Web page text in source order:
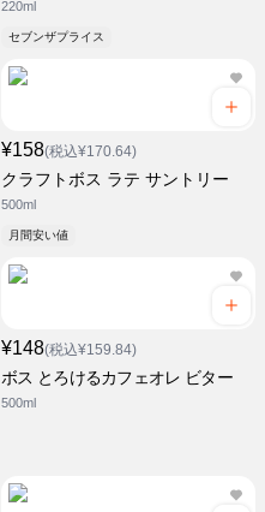
220ml
セブンザプライス
¥158(税込¥170.64)
クラフトボス ラテ サントリー
500ml
月間安い値
¥148(税込¥159.84)
ボス とろけるカフェオレ ビター
500ml